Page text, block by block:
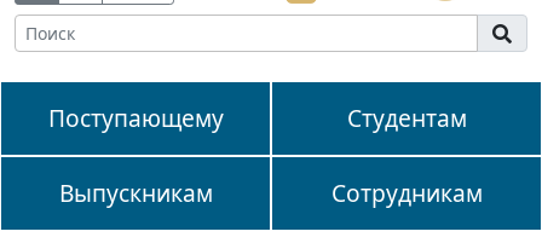
Поступающему Студентам
Выпускникам Сотрудникам